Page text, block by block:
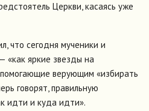
Церкви, касаясь уже
что сегодня мученики и
«как яркие звезды на
верующим «избирать
говорят, правильную
идти и куда идти».